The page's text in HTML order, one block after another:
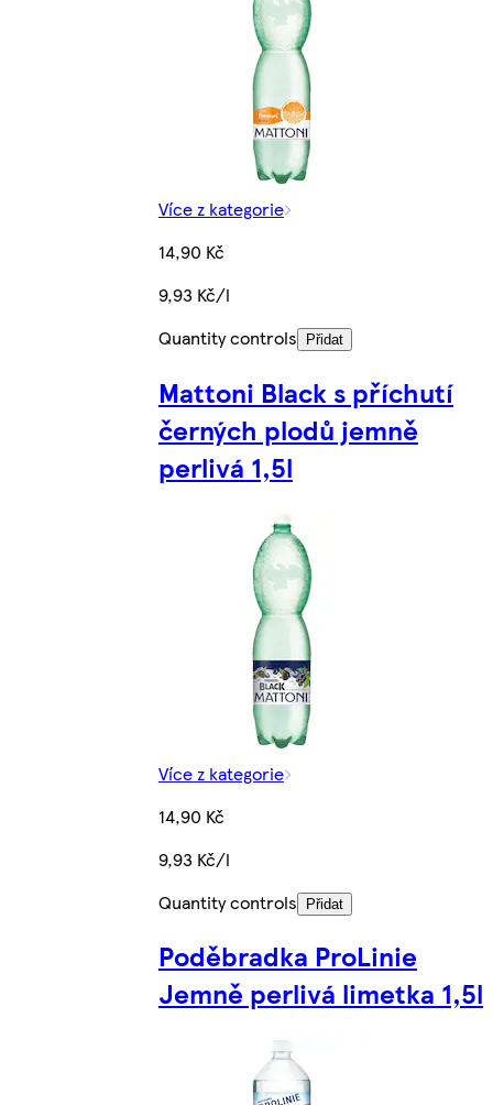
Více z kategorie
14,90 Kč
9,93 Kč/l
Quantity controls
Přidat
Mattoni Black s příchutí
černých plodů jemně
perlivá 1,5l
Více z kategorie
14,90 Kč
9,93 Kč/l
Quantity controls
Přidat
Poděbradka ProLinie
Jemně perlivá limetka 1,5l